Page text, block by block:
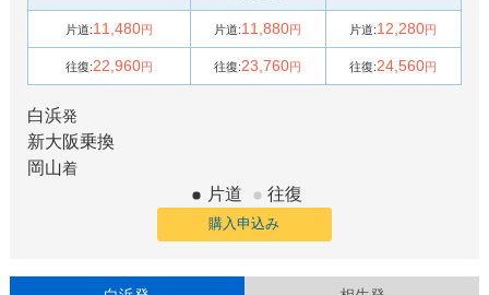
片道:11,480円 片道:11,880円 片道:12,280円
往復:22,960円 往復:23,760円 往復:24,560円
白浜発
新大阪乗換
岡山着
片道 往復
購入申込み